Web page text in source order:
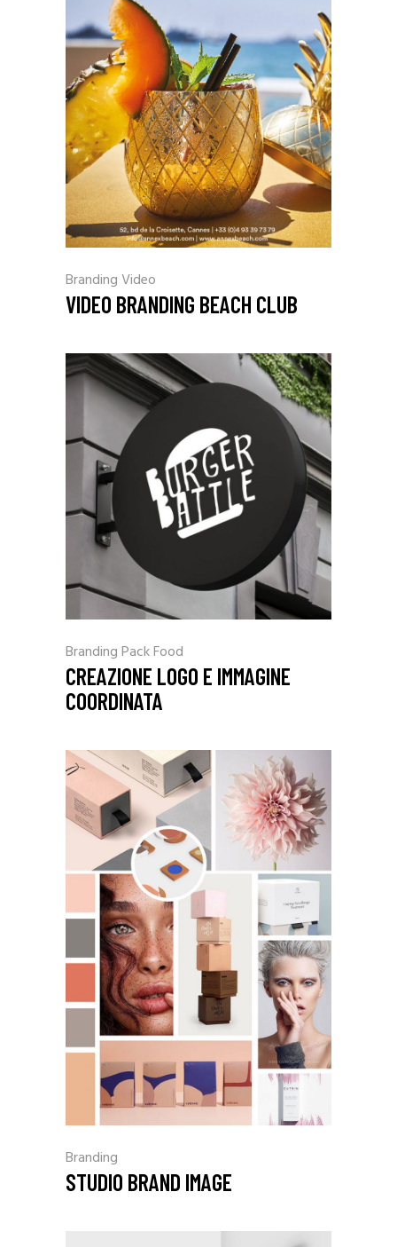
BrandingVideo
VIDEO BRANDING BEACH CLUB
BrandingPack Food
CREAZIONE LOGO E IMMAGINE
COORDINATA
Branding
STUDIO BRAND IMAGE